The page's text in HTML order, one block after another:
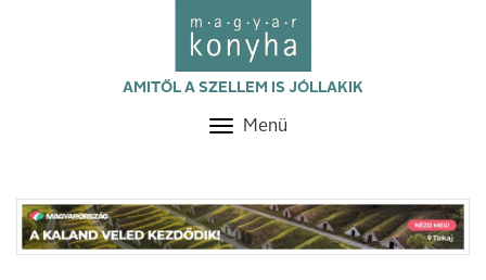
AMITŐL A SZELLEM IS JÓLLAKIK
Toggle
Menü